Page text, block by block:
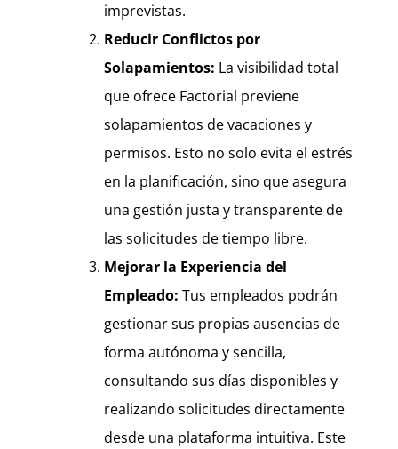
imprevistas.
Reducir Conflictos por
Solapamientos: La visibilidad total
que ofrece Factorial previene
solapamientos de vacaciones y
permisos. Esto no solo evita el estrés
en la planificación, sino que asegura
una gestión justa y transparente de
las solicitudes de tiempo libre.
Mejorar la Experiencia del
Empleado: Tus empleados podrán
gestionar sus propias ausencias de
forma autónoma y sencilla,
consultando sus días disponibles y
realizando solicitudes directamente
desde una plataforma intuitiva. Este